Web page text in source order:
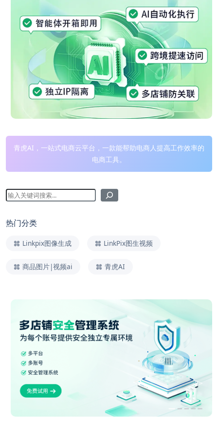
青虎AI，一站式电商云平台，一款能帮助电商人提高工作效率的
电商工具。
热门分类
Linkpix图像生成 LinkPix图生视频
商品图片|视频ai 青虎AI